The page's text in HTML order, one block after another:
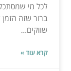
לכל מי שמסתכל
ברור שזה
שווקים...
קרא עוד »